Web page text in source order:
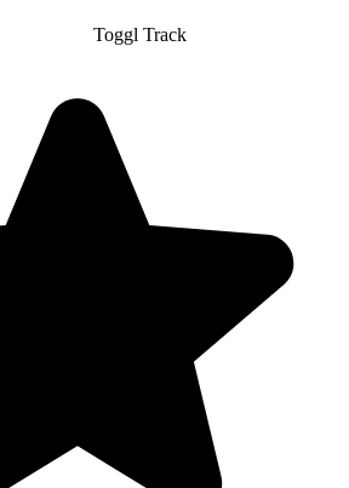
Toggl Track